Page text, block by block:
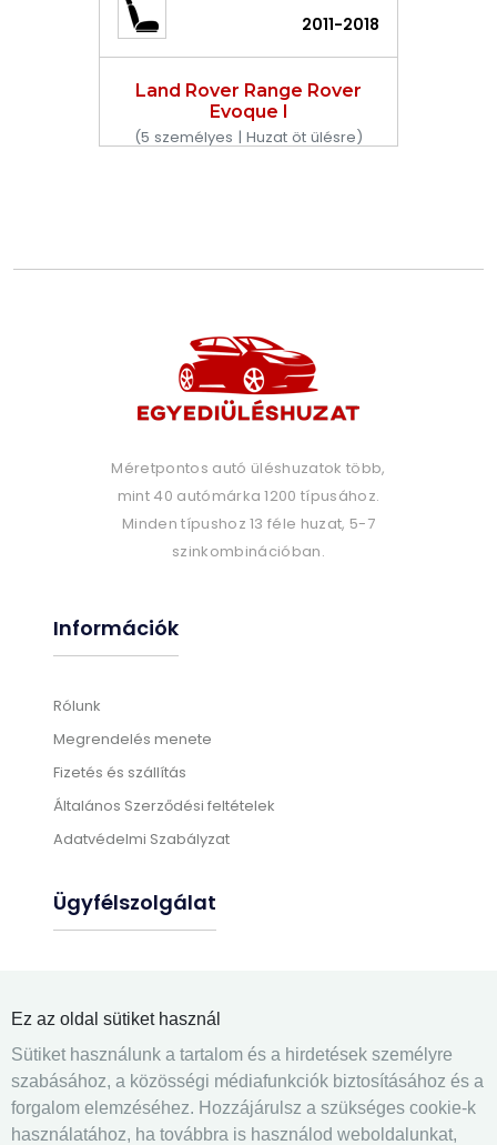
2011-2018
Land Rover Range Rover
Evoque I
(5 személyes | Huzat öt ülésre)
Méretpontos autó üléshuzatok több,
mint 40 autómárka 1200 típusához.
Minden típushoz 13 féle huzat, 5-7
szinkombinációban.
Információk
Rólunk
Megrendelés menete
Fizetés és szállítás
Általános Szerződési feltételek
Adatvédelmi Szabályzat
Ügyfélszolgálat
Üléshuzat felrakás
Gyakran ismételt kérdések
Elérhetőségek
Kapcsolatfelvétel
Ez az oldal sütiket használ
Sütiket használunk a tartalom és a hirdetések személyre
szabásához, a közösségi médiafunkciók biztosításához és a
forgalom elemzéséhez. Hozzájárulsz a szükséges cookie-k
használatához, ha továbbra is használod weboldalunkat,